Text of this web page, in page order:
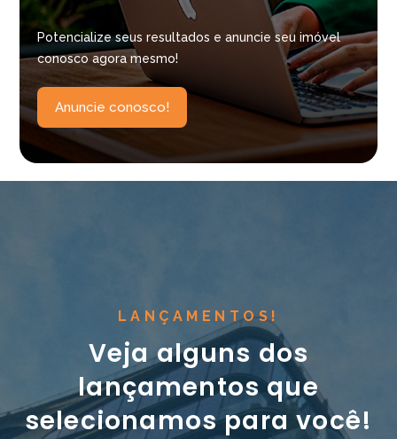
Potencialize seus resultados e anuncie seu imóvel
conosco agora mesmo!
Anuncie conosco!
LANÇAMENTOS!
Veja alguns dos
lançamentos que
selecionamos para você!